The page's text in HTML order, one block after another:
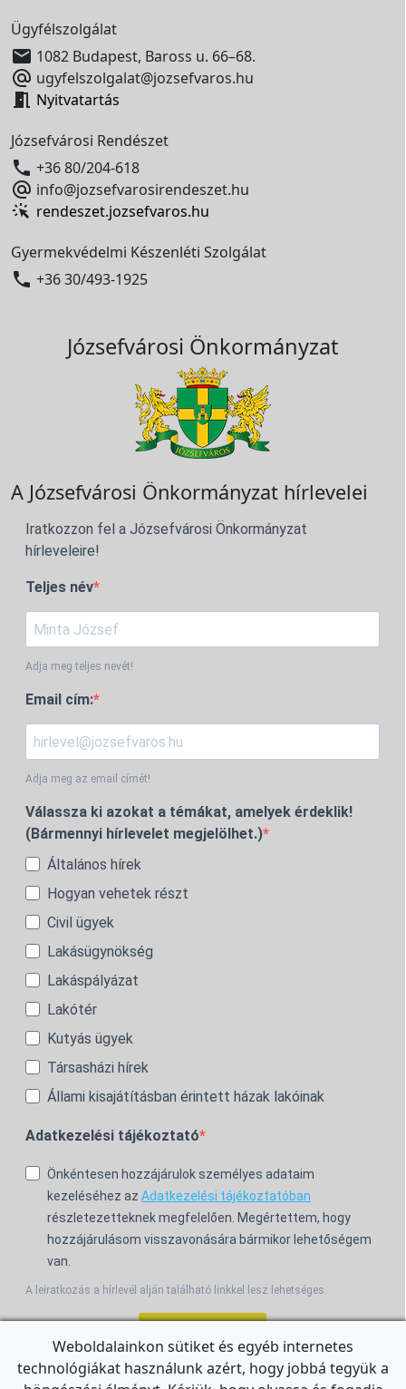
Ügyfélszolgálat
 1082 Budapest, Baross u. 66–68.
 ugyfelszolgalat@jozsefvaros.hu
 Nyitvatartás
Józsefvárosi Rendészet
 +36 80/204-618
 info@jozsefvarosirendeszet.hu
rendeszet.jozsefvaros.hu
Gyermekvédelmi Készenléti Szolgálat
 +36 30/493-1925
Józsefvárosi Önkormányzat
A Józsefvárosi Önkormányzat hírlevelei
Iratkozzon fel a Józsefvárosi Önkormányzat
hírleveleire!
Teljes név
Adja meg teljes nevét!
Email cím:
Adja meg az email címét!
Válassza ki azokat a témákat, amelyek érdeklik!
(Bármennyi hírlevelet megjelölhet.)
Általános hírek
Hogyan vehetek részt
Civil ügyek
Lakásügynökség
Lakáspályázat
Lakótér
Kutyás ügyek
Társasházi hírek
Állami kisajátításban érintett házak lakóinak
Adatkezelési tájékoztató
Önkéntesen hozzájárulok személyes adataim
kezeléséhez az Adatkezelési tájékoztatóban
részletezetteknek megfelelően. Megértettem, hogy
hozzájárulásom visszavonására bármikor lehetőségem
van.
A leiratkozás a hírlevél alján található linkkel lesz lehetséges.
For the English Newsletter, clickHERE.
Weboldalainkon sütiket és egyéb internetes
technológiákat használunk azért, hogy jobbá tegyük a